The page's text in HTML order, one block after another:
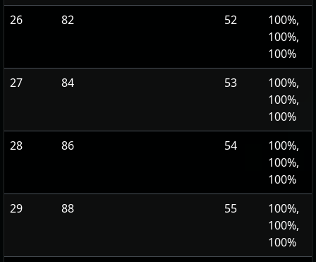
26
82 52
100%,
100%,
100%
27
84 53
100%,
100%,
100%
28
86 54
100%,
100%,
100%
29
88 55
100%,
100%,
100%